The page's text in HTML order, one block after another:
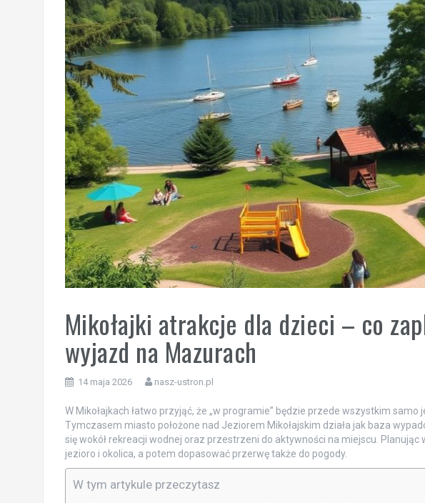
Mikołajki atrakcje dla dzieci – co
wyjazd na Mazurach
14 maja 2026 nasz-ustron.pl
W Mikołajkach łatwo przyjąć, że „w programie” będzie przede wszystkim samo
Tymczasem miasto położone nad Jeziorem Mikołajskim działa jak baza
się wokół rekreacji wodnej oraz przestrzeni do aktywności na miejscu.
jezioro i okolica, a potem dopasować przerwę także do pogody.
W tym artykule przeczytasz